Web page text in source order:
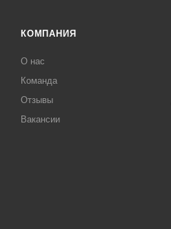
КОМПАНИЯ
О нас
Команда
Отзывы
Вакансии